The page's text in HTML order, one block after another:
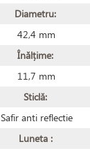
Diametru:
42,4 mm
Înălțime:
11,7 mm
Sticlă:
Safir anti reflectie
Luneta :